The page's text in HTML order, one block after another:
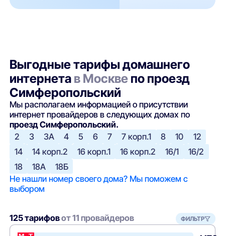
Выгодные тарифы домашнего
интернета в Москве по проезд
Симферопольский
Мы располагаем информацией о присутствии
интернет провайдеров в следующих домах по
проезд Симферопольский.
2
3 3А 4 5 6 7 7 корп.1 8 10
12
14
14 корп.2 16 корп.1 16 корп.2 16/1
16/2
18
18А
18Б
Не нашли номер своего дома? Мы поможем с
выбором
125 тарифовот 11 провайдеров ФИЛЬТР